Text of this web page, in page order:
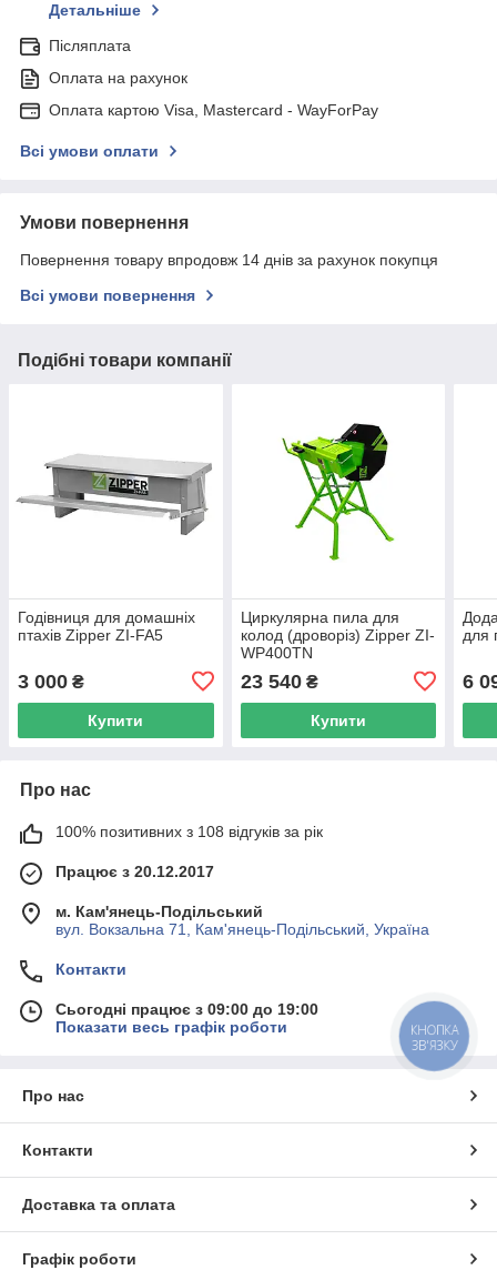
Детальніше
Післяплата
Оплата на рахунок
Оплата картою Visa, Mastercard - WayForPay
Всі умови оплати
Умови повернення
Повернення товару впродовж 14 днів за рахунок покупця
Всі умови повернення
Подібні товари компанії
Годівниця для домашніх
птахів Zipper ZI-FA5
3 000 ₴
Купити
Циркулярна пила для
колод (дроворіз) Zipper ZI-
WP400TN
23 540₴
Купити
для
6
Про нас
100% позитивних з 108 відгуків за рік
Працює з 20.12.2017
м. Кам'янець-Подільський
вул. Вокзальна 71, Кам'янець-Подільський, Україна
Контакти
Сьогодні працює з 09:00 до 19:00
Показати весь графік роботи
Про нас
Контакти
Доставка та оплата
Графік роботи
КНОПКА
ЗВ'ЯЗКУ